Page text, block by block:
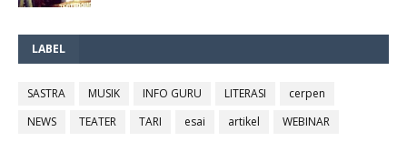
LABEL
SASTRA MUSIK INFO GURU LITERASI
cerpen
NEWS
TEATER TARI esai artikel WEBINAR